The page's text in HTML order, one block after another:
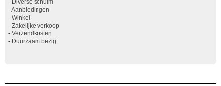
- Diverse schuim
-Aanbiedingen
- Winkel
- Zakelijke verkoop
- Verzendkosten
- Duurzaam bezig